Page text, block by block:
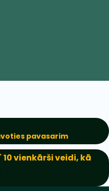
pavasarim
10 vienkārši veidi, kā